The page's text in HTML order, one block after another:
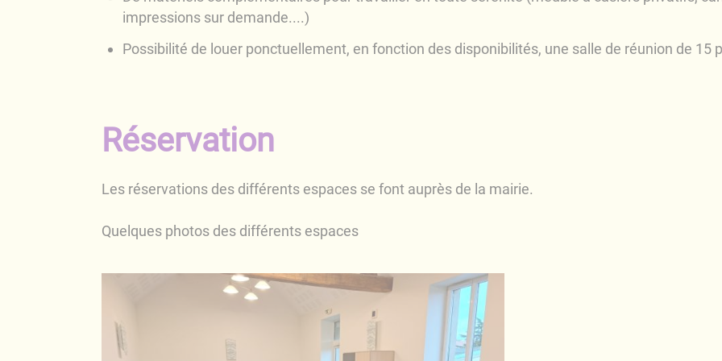
impressions sur demande....)
Possibilité de louer ponctuellement, en fonction des disponibilités, une salle de réunion de 15
Réservation
Les réservations des différents espaces se font auprès de la mairie.
Quelques photos des différents espaces